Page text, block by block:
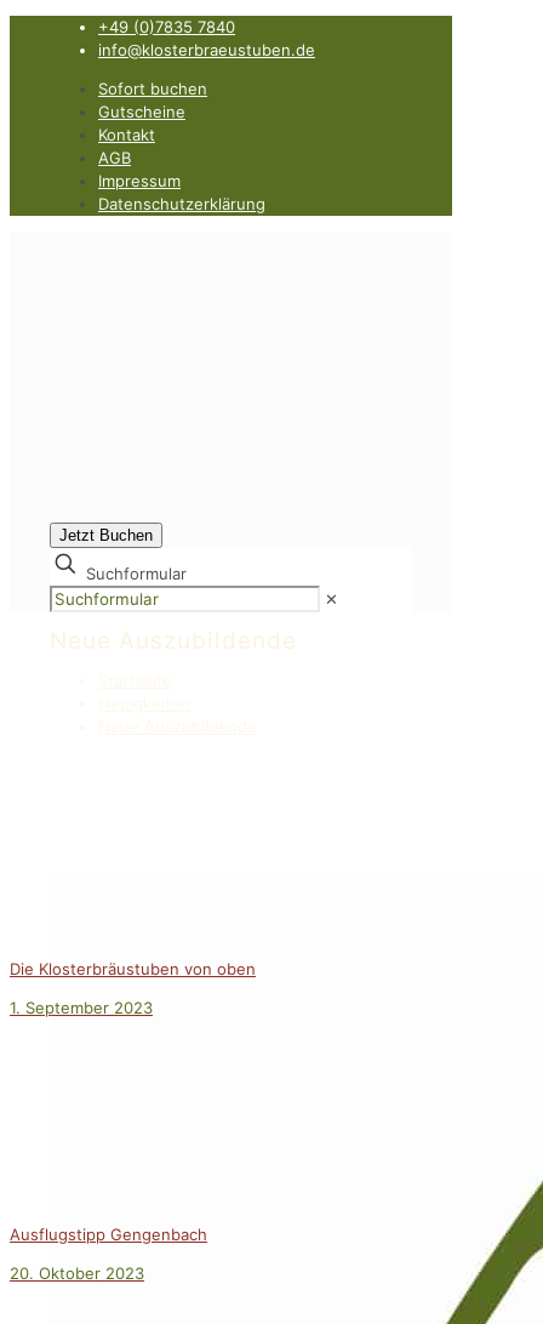
+49 (0)7835 7840
info@klosterbraeustuben.de
Sofort buchen
Gutscheine
Kontakt
AGB
Impressum
Datenschutzerklärung
Jetzt Buchen
Suchformular
✕
Neue Auszubildende
Die Klosterbräustuben von oben
1. September 2023
Ausflugstipp Gengenbach
20. Oktober 2023